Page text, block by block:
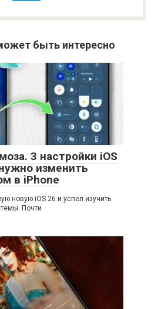
быть интересно
3 настройки iOS
изменить
в iPhone
новую iOS 26 и успел изучить
Почти